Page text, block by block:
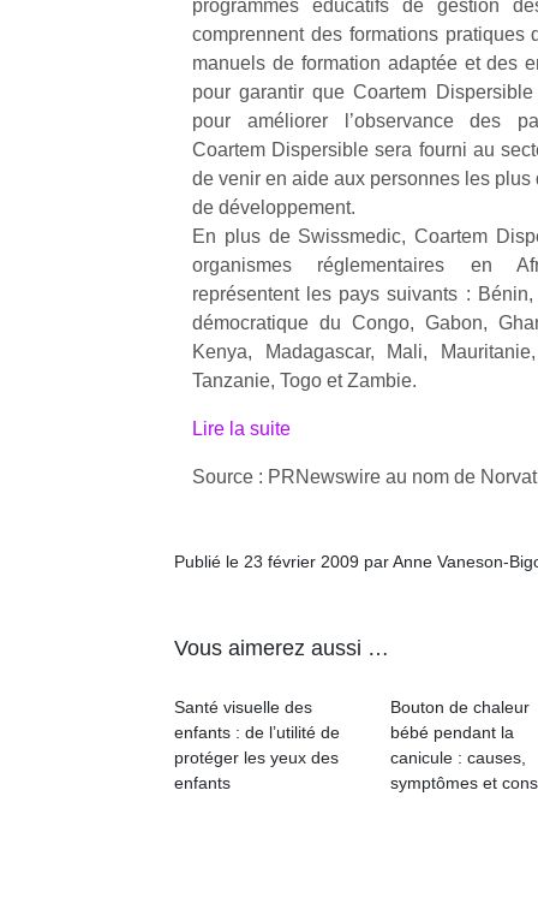
programmes éducatifs de gestion
comprennent des formations pratiques
manuels de formation adaptée et des
pour garantir que Coartem
pour améliorer l’observance des
Coartem Dispersible sera fourni au
de venir en aide aux personnes les
de développement.
En plus de Swissmedic, Coartem
organismes réglementaires en
représentent les pays suivants :
démocratique du Congo, Gabon,
Kenya, Madagascar, Mali,
Tanzanie, Togo et Zambie.
Lire la suite
Source : PRNewswire au nom de
Publié le 23 février 2009 par Anne Vaneson-
Vous aimerez aussi …
Santé visuelle des
enfants : de l’utilité de
protéger les yeux des
enfants
Bouton de chaleur
bébé pendant la
canicule : causes,
symptômes et
physique
ou
apprentissage…